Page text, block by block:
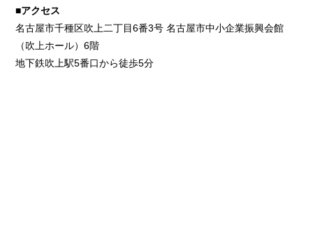
■アクセス
名古屋市千種区吹上二丁目6番3号 名古屋市中小企業振興会館
（吹上ホール）6階
地下鉄吹上駅5番口から徒歩5分